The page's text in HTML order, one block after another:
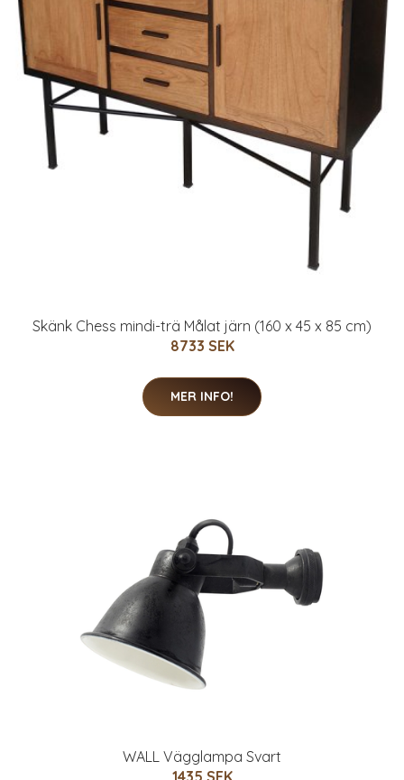
Skänk Chess mindi-trä Målat järn (160 x 45 x 85 cm)
8733 SEK
MER INFO!
WALL Vägglampa Svart